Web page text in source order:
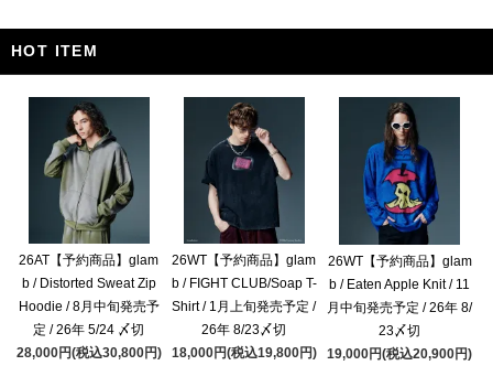
HOT ITEM
26AT【予約商品】glam
b / Distorted Sweat Zip
Hoodie / 8月中旬発売予
定 / 26年 5/24 〆切
28,000円(税込30,800円)
26WT【予約商品】glam
b / FIGHT CLUB/Soap T-
Shirt / 1月上旬発売予定 /
26年 8/23〆切
18,000円(税込19,800円)
26WT【予約商品】glam
b / Eaten Apple Knit / 11
月中旬発売予定 / 26年 8/
23〆切
19,000円(税込20,900円)